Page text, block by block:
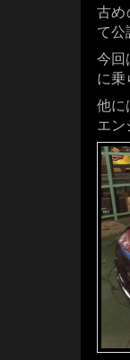
古め
て公
今回
に乗
他に
エン